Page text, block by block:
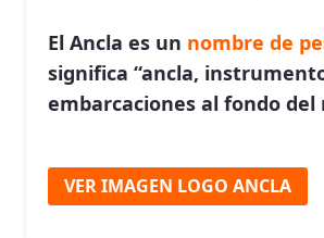
El Ancla es un nombre de
significa “ancla,
embarcaciones al fondo del
VER IMAGEN LOGO ANCLA